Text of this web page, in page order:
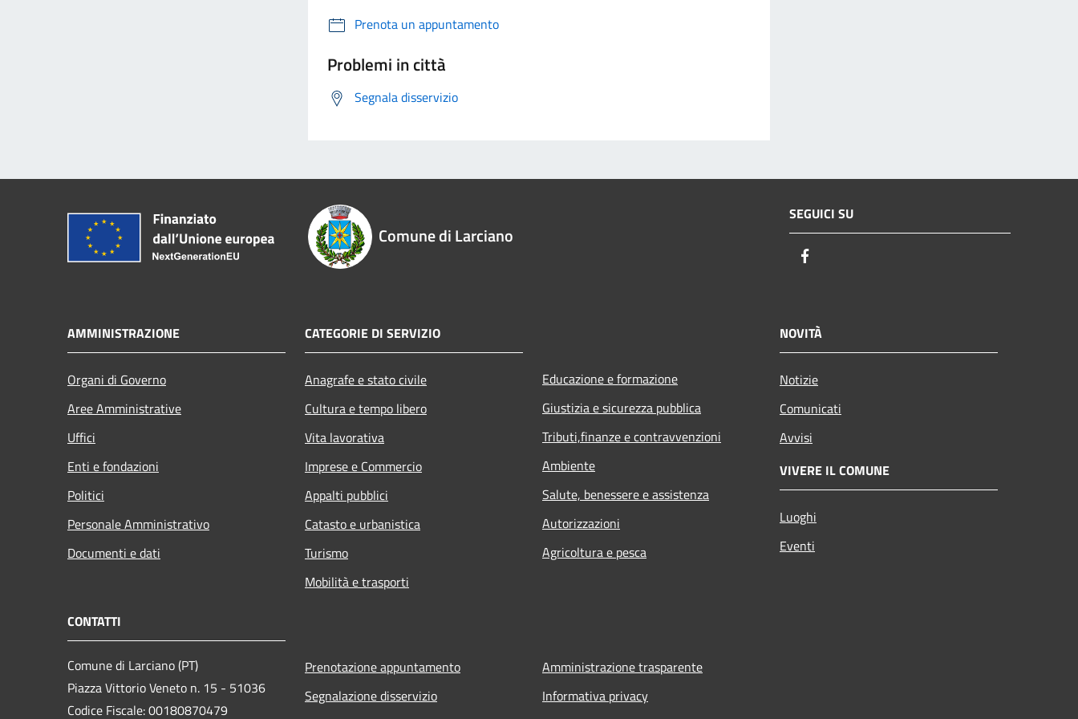
Prenota un appuntamento
Problemi in città
Segnala disservizio
Comune di Larciano
SEGUICI SU
AMMINISTRAZIONE
Organi di Governo
Aree Amministrative
Uffici
Enti e fondazioni
Politici
Personale Amministrativo
Documenti e dati
CATEGORIE DI SERVIZIO
Anagrafe e stato civile
Cultura e tempo libero
Vita lavorativa
Imprese e Commercio
Appalti pubblici
Catasto e urbanistica
Turismo
Mobilità e trasporti
Educazione e formazione
Giustizia e sicurezza pubblica
Tributi,finanze e contravvenzioni
Ambiente
Salute, benessere e assistenza
Autorizzazioni
Agricoltura e pesca
NOVITÀ
Notizie
Comunicati
Avvisi
VIVERE IL COMUNE
Luoghi
Eventi
CONTATTI
Comune di Larciano (PT)
Piazza Vittorio Veneto n. 15 - 51036
Codice Fiscale: 00180870479
Prenotazione appuntamento
Segnalazione disservizio
Amministrazione trasparente
Informativa privacy